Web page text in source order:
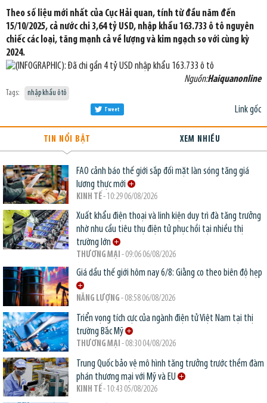
Theo số liệu mới nhất của Cục Hải quan, tính từ đầu năm đến
15/10/2025, cả nước chi 3,64 tỷ USD, nhập khẩu 163.733 ô tô nguyên
chiếc các loại, tăng mạnh cả về lượng và kim ngạch so với cùng kỳ
2024.
Nguồn:Haiquanonline
Tags: nhập khẩu ô tô
Link gốc
Tweet
TIN NỔI BẬT XEM NHIỀU
FAO cảnh báo thế giới sắp đối mặt làn sóng tăng giá
lương thực mới
KINH TẾ- 10:29 06/08/2026
Xuất khẩu điện thoại và linh kiện duy trì đà tăng trưởng
nhờ nhu cầu tiêu thụ điện tử phục hồi tại nhiều thị
trường lớn
THƯƠNG MẠI - 09:06 06/08/2026
Giá dầu thế giới hôm nay 6/8: Giằng co theo biên độ hẹp
NĂNG LƯỢNG - 08:58 06/08/2026
Triển vọng tích cực của ngành điện tử Việt Nam tại thị
trường Bắc Mỹ
THƯƠNG MẠI - 08:30 04/08/2026
Trung Quốc bảo vệ mô hình tăng trưởng trước thềm đàm
phán thương mại với Mỹ và EU
KINH TẾ- 10:43 05/08/2026